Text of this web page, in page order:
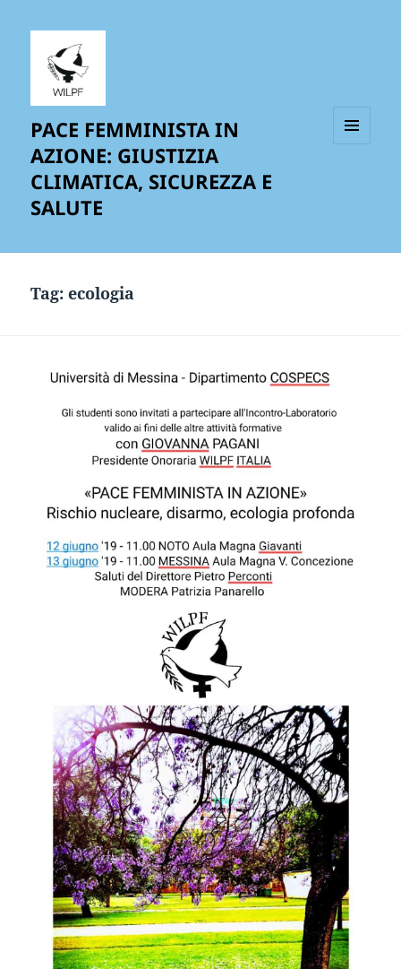
PACE FEMMINISTA IN
AZIONE: GIUSTIZIA
CLIMATICA, SICUREZZA E
SALUTE
Tag:ecologia